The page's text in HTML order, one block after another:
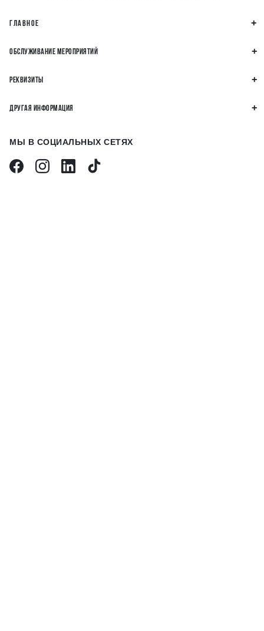
ГЛАВНОЕ
ОБСЛУЖИВАНИЕ МЕРОПРИЯТИЙ
РЕКВИЗИТЫ
ДРУГАЯ ИНФОРМАЦИЯ
МЫ В СОЦИАЛЬНЫХ СЕТЯХ